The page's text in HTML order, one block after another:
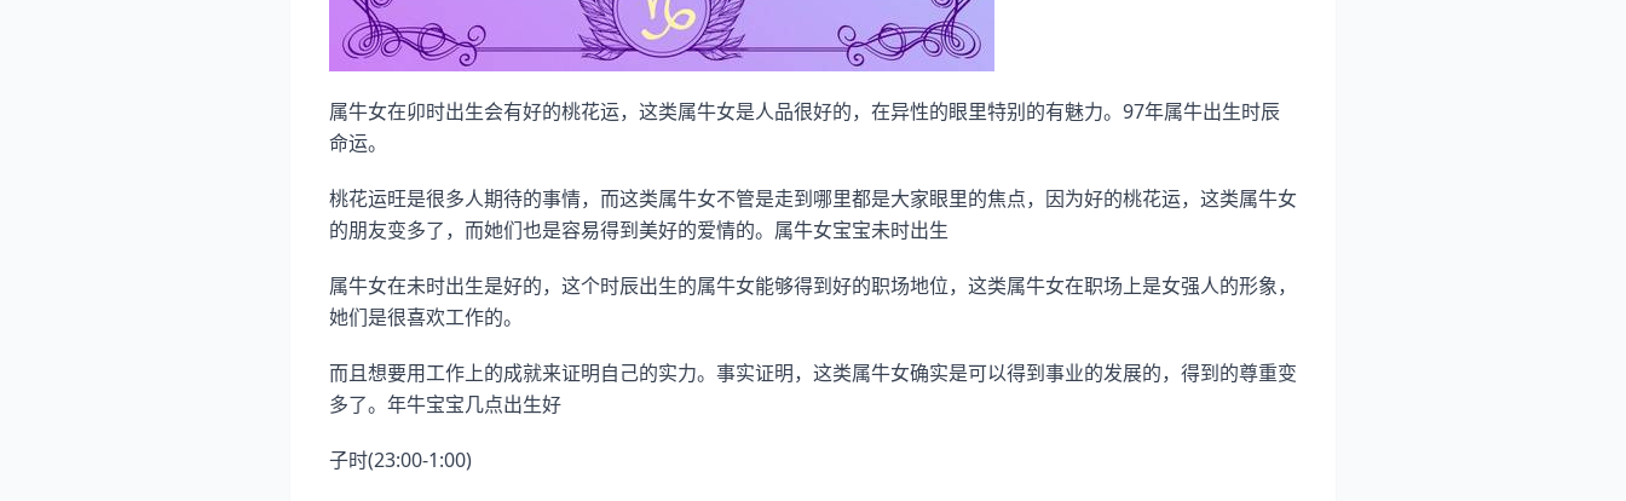
属牛女在卯时出生会有好的桃花运，这类属牛女是人品很好的，在异性的眼里特别的有魅力。97年属牛出生时辰
命运。
桃花运旺是很多人期待的事情，而这类属牛女不管是走到哪里都是大家眼里的焦点，因为好的桃花运，这类属牛女
的朋友变多了，而她们也是容易得到美好的爱情的。属牛女宝宝未时出生
属牛女在未时出生是好的，这个时辰出生的属牛女能够得到好的职场地位，这类属牛女在职场上是女强人的形象，
她们是很喜欢工作的。
而且想要用工作上的成就来证明自己的实力。事实证明，这类属牛女确实是可以得到事业的发展的，得到的尊重变
多了。年牛宝宝几点出生好
子时(23:00-1:00)